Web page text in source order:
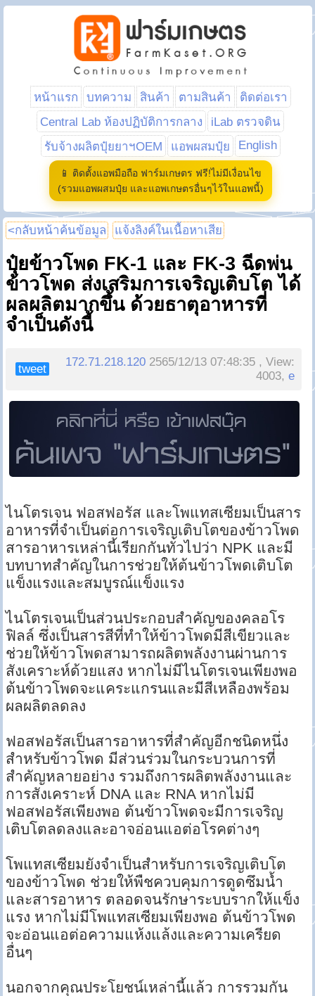
หน้าแรก บทความ สินค้า ตามสินค้า
ติดต่อเรา
Central Lab ห้องปฏิบัติการกลาง
iLab ตรวจดิน
รับจ้างผลิตปุ๋ยยาฯOEM
แอพผสมปุ๋ย English
📱 ติดตั้งแอพมือถือ ฟาร์มเกษตร ฟรี!ไม่มีเงื่อนไข
(รวมแอพผสมปุ๋ย และแอพเกษตรอื่นๆไว้ในแอพนี้)
<กลับหน้าค้นข้อมูล แจ้งลิงค์ในเนื้อหาเสีย
ปุ๋ยข้าวโพด FK-1 และ FK-3 ฉีดพ่น
ข้าวโพด ส่งเสริมการเจริญเติบโต ได้
ผลผลิตมากขึ้น ด้วยธาตุอาหารที่
จำเป็นดังนี้
tweet
172.71.218.120 2565/12/13 07:48:35 , View:
4003,e
ไนโตรเจน ฟอสฟอรัส และโพแทสเซียมเป็นสาร
อาหารที่จำเป็นต่อการเจริญเติบโตของข้าวโพด
สารอาหารเหล่านี้เรียกกันทั่วไปว่า NPK และมี
บทบาทสำคัญในการช่วยให้ต้นข้าวโพดเติบโต
แข็งแรงและสมบูรณ์แข็งแรง
ไนโตรเจนเป็นส่วนประกอบสำคัญของคลอโร
ฟิลล์ ซึ่งเป็นสารสีที่ทำให้ข้าวโพดมีสีเขียวและ
ช่วยให้ข้าวโพดสามารถผลิตพลังงานผ่านการ
สังเคราะห์ด้วยแสง หากไม่มีไนโตรเจนเพียงพอ
ต้นข้าวโพดจะแคระแกรนและมีสีเหลืองพร้อม
ผลผลิตลดลง
ฟอสฟอรัสเป็นสารอาหารที่สำคัญอีกชนิดหนึ่ง
สำหรับข้าวโพด มีส่วนร่วมในกระบวนการที่
สำคัญหลายอย่าง รวมถึงการผลิตพลังงานและ
การสังเคราะห์ DNA และ RNA หากไม่มี
ฟอสฟอรัสเพียงพอ ต้นข้าวโพดจะมีการเจริญ
เติบโตลดลงและอาจอ่อนแอต่อโรคต่างๆ
โพแทสเซียมยังจำเป็นสำหรับการเจริญเติบโต
ของข้าวโพด ช่วยให้พืชควบคุมการดูดซึมน้ำ
และสารอาหาร ตลอดจนรักษาระบบรากให้แข็ง
แรง หากไม่มีโพแทสเซียมเพียงพอ ต้นข้าวโพด
จะอ่อนแอต่อความแห้งแล้งและความเครียด
อื่นๆ
นอกจากคุณประโยชน์เหล่านี้แล้ว การรวมกัน